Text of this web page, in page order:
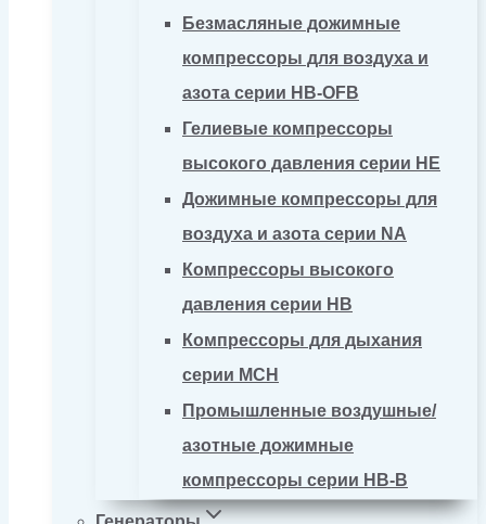
Безмасляные дожимные
компрессоры для воздуха и
азота серии HB-OFB
Гелиевые компрессоры
высокого давления серии HE
Дожимные компрессоры для
воздуха и азота серии NA
Компрессоры высокого
давления серии HB
Компрессоры для дыхания
серии MCH
Промышленные воздушные/
азотные дожимные
компрессоры серии HB-B